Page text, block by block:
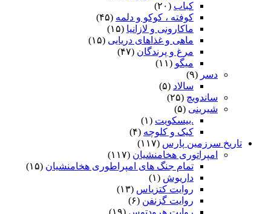
کباب (۲۰)
کوفته ، کوکو و دلمه (۴۵)
ماکارونی و لازانیا (۱۵)
ماهی و غذاهای دریایی (۱۵)
مرغ و پرندگان (۴۷)
میگو (۱۱)
دسر (۹)
سالاد (۵)
ساندویچ (۲۵)
شیرینی (۵)
.بیسکویت (۱)
کیک و کلوچه (۴)
تاریخ سرزمین پارس (۱۱۷)
امپراتوری هخامنشیان (۱۱۷)
تمام جنگ های امپراطوری هخامنشیان (۱۵)
داریوش (۱)
روایت کتزیاس (۱۳)
روایت گزنفن (۶)
روایت هرودتوس (۱۹)